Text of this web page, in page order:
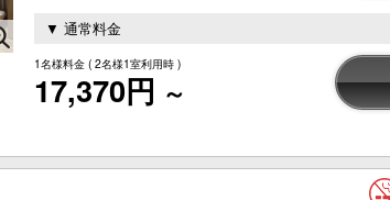
▼ 通常料金
1名様料金 ( 2名様1室利用時 )
17,370円 ～